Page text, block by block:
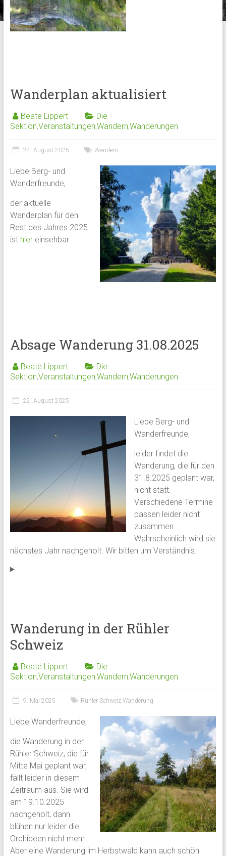
Wanderplan aktualisiert
Beate Lippert
Die
Sektion,Veranstaltungen,Wandern,Wanderungen
24. August 2025 Wandern
Liebe Berg- und
Wanderfreunde,
der aktuelle
Wanderplan für den
Rest des Jahres 2025
ist hiereinsehbar.
Absage Wanderung 31.08.2025
Beate Lippert
Die
Sektion,Veranstaltungen,Wandern,Wanderungen
22. August 2025
Liebe Berg- und
Wanderfreunde,
leider findet die
Wanderung, die für den
31.8.2025 geplant war,
nicht statt.
Verschiedene Termine
passen leider nicht
zusammen.
Wahrscheinlich wird sie
nächstes Jahr nachgeholt. Wir bitten um Verständnis.
Wanderung in der Rühler
Schweiz
Beate Lippert
Die
Sektion,Veranstaltungen,Wandern,Wanderungen
9. Mai 2025 Rühler Schweiz, Wanderung
Liebe Wanderfreunde,
die Wanderung in der
Rühler Schweiz, die für
Mitte Mai geplant war,
fällt leider in diesem
Zeitraum aus. Sie wird
am 19.10.2025
nachgeholt, dann
blühen nur leider die
Orchideen nicht mehr.
Aber eine Wanderung im Herbstwald kann auch schön